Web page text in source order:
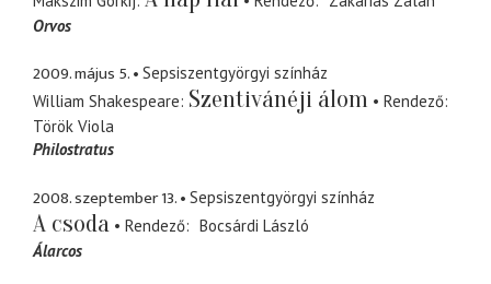
Orvos
2009. május 5.
Sepsiszentgyörgyi színház
William Shakespeare Szentivánéji álom
Rendező
Török Viola
Philostratus
2008. szeptember 13. Sepsiszentgyörgyi színház
A csoda Rendező
Bocsárdi László
Álarcos